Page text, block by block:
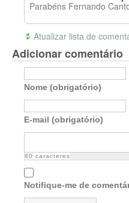
Parabéns Fernando
Atualizar lista de
Adicionar comentário
Nome (obrigatório)
E-mail (obrigatório)
80 caracteres
Notifique-me de